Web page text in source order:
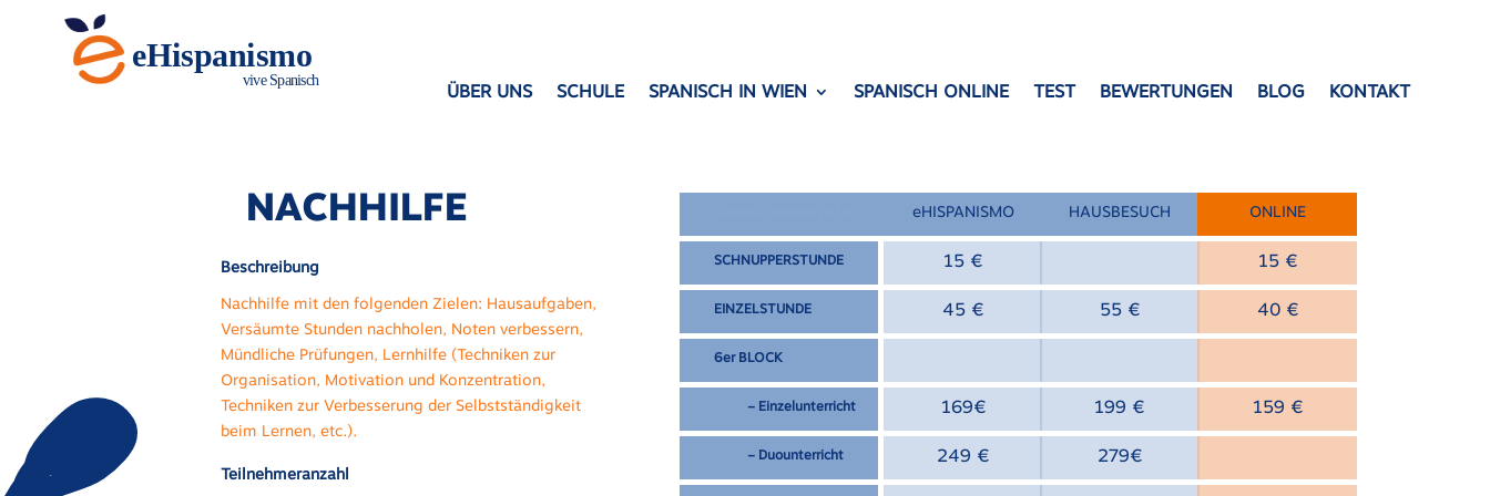
ÜBER UNS SCHULE SPANISCH IN WIEN SPANISCH ONLINE TEST BEWERTUNGEN BLOG KONTAKT
NACHHILFE
Beschreibung
Nachhilfe mit den folgenden Zielen: Hausaufgaben,
Versäumte Stunden nachholen, Noten verbessern,
Mündliche Prüfungen, Lernhilfe (Techniken zur
Organisation, Motivation und Konzentration,
Techniken zur Verbesserung der Selbstständigkeit
beim Lernen, etc.).
Teilnehmeranzahl
SCHNUPPERSTUNDE
EINZELSTUNDE
6er BLOCK
– Einzelunterricht
– Duounterricht
eHISPANISMO
15 €
45 €
169€
249 €
HAUSBESUCH
55 €
199 €
279€
ONLINE
15 €
40 €
159 €